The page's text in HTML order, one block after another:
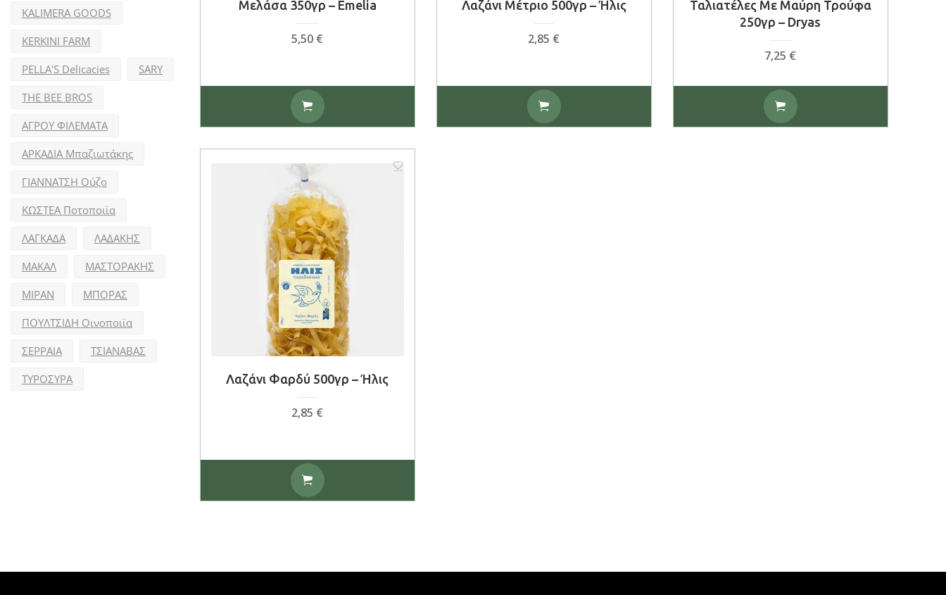
KALIMERA GOODS
KERKINI FARM
PELLA'S Delicacies
SARY
THE BEE BROS
ΑΓΡΟΥ ΦΙΛΕΜΑΤΑ
ΑΡΚΑΔΙΑ Μπαζιωτάκης
ΓΙΑΝΝΑΤΣΗ Ούζο
ΚΩΣΤΕΑ Ποτοποιϊα
ΛΑΓΚΑΔΑ
ΛΑΔΑΚΗΣ
ΜΑΚΑΛ
ΜΑΣΤΟΡΑΚΗΣ
ΜΙΡΑΝ
ΜΠΟΡΑΣ
ΠΟΥΛΤΣΙΔΗ Οινοποιϊα
ΣΕΡΡΑΙΑ
ΤΣΙΑΝΑΒΑΣ
ΤΥΡΟΣΥΡΑ
Μελάσα 350γρ – Emelia
5,50 €
Λαζάνι Μέτριο 500γρ – Ήλις
2,85 €
Ταλιατέλες Με Μαύρη Τρούφα
250γρ – Dryas
7,25 €
Λαζάνι Φαρδύ 500γρ – Ήλις
2,85 €